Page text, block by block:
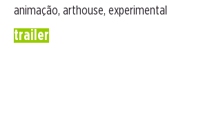
animação, arthouse, experimental
trailer